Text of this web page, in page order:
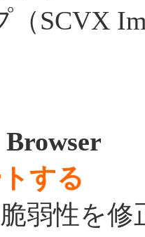
（SCVX
する
弱性を修